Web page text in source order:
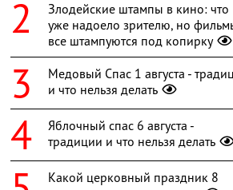
Злодейские штампы в кино: что
уже надоело зрителю, но
все штампуются под копирку
Медовый Спас 1 августа -
и что нельзя делать
Яблочный спас 6 августа -
традиции и что нельзя делать
Какой церковный праздник 8